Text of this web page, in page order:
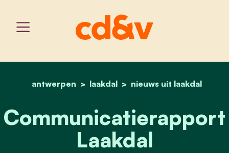
home
antwerpen laakdal nieuws uit laakdal
communicatierapport
Communicatierapport
Laakdal